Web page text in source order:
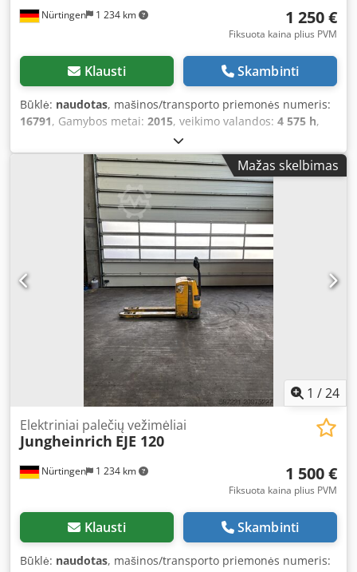
Nürtingen 1 234 km 1 250 €
Fiksuota kaina plius PVM
Klausti Skambinti
Būklė: naudotas, mašinos/transporto priemonės numeris:
16791, Gamybos metai: 2015, veikimo valandos: 4 575 h,
, kėlimo aukštis:
centras:600 mm, kuro tipas:elektrinis, stiebo tipas:kitas,
statybinis aukštis:1 320 mm , akumuliatoriaus įtampa:24
1 150 mm, bendras svoris:551 kg
Serijos numeris: 98133439 Informacija apie akumuliatorių:
24 V, 2TPzS, 250 Ah (pagamintas 2019 m.) Csdoyk N Iqopfx
Mažas skelbimas
1 /24
Nürtingen 1 234 km
Elektriniai palečių vežimėliai
Jungheinrich EJE 120
1 500 €
Fiksuota kaina plius PVM
Klausti Skambinti
Būklė: naudotas, mašinos/transporto priemonės numeris: